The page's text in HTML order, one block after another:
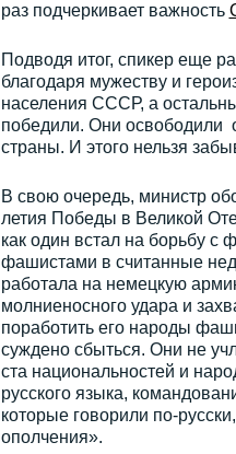
раз подчеркивает важность
Подводя итог, спикер еще
благодаря мужеству и
населения СССР, а
победили. Они освободили
страны. И этого нельзя
В свою очередь, министр
летия Победы в Великой
как один встал на борьбу
фашистами в считанные
работала на немецкую
молниеносного удара и
поработить его народы
суждено сбыться. Они не
ста национальностей и
русского языка,
которые говорили по-
ополчения».